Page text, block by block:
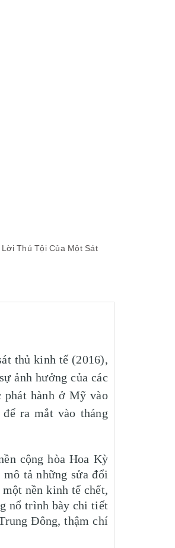
Lời Thú Tội Của Một Sát
thủ kinh tế (2016),
ảnh hưởng của các
phát hành ở Mỹ vào
ra mắt vào tháng
cộng hòa Hoa Kỳ
tả những sửa đổi
nền kinh tế chết,
nổ trình bày chi tiết
Đông, thậm chí